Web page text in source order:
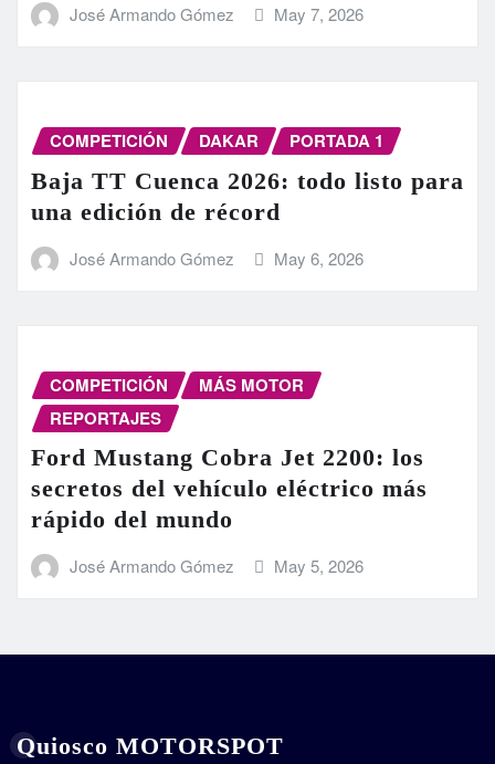
José Armando Gómez May 7, 2026
COMPETICIÓN DAKAR PORTADA 1
Baja TT Cuenca 2026: todo listo para
una edición de récord
José Armando Gómez May 6, 2026
COMPETICIÓN
MÁS MOTOR
REPORTAJES
Ford Mustang Cobra Jet 2200: los
secretos del vehículo eléctrico más
rápido del mundo
José Armando Gómez May 5, 2026
Quiosco MOTORSPOT